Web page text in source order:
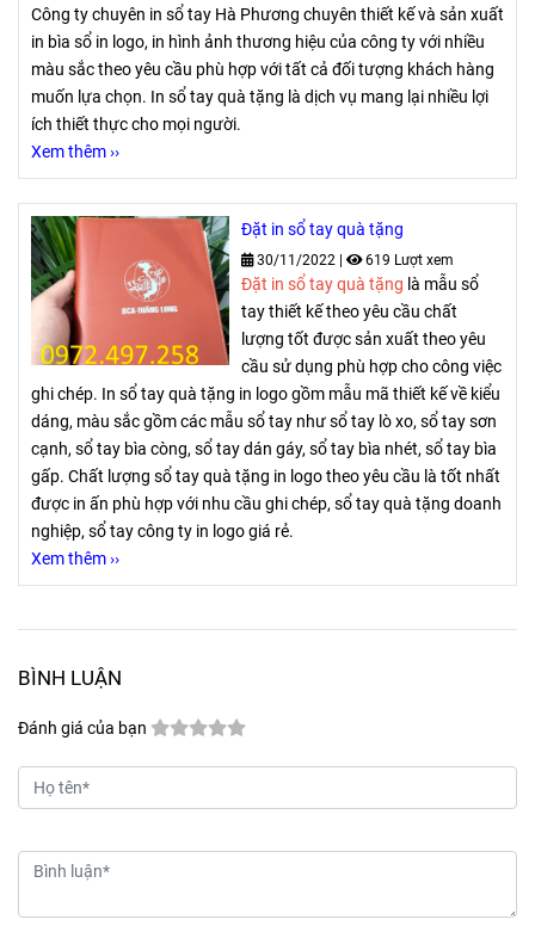
Công ty chuyên in sổ tay Hà Phương chuyên thiết kế và sản xuất
in bìa sổ in logo, in hình ảnh thương hiệu của công ty với nhiều
màu sắc theo yêu cầu phù hợp với tất cả đối tượng khách hàng
muốn lựa chọn. In sổ tay quà tặng là dịch vụ mang lại nhiều lợi
ích thiết thực cho mọi người.
Xem thêm ››
Đặt in sổ tay quà tặng
30/11/2022 | 619 Lượt xem
Đặt in sổ tay quà tặng là mẫu sổ
tay thiết kế theo yêu cầu chất
lượng tốt được sản xuất theo yêu
cầu sử dụng phù hợp cho công việc
ghi chép. In sổ tay quà tặng in logo gồm mẫu mã thiết kế về kiểu
dáng, màu sắc gồm các mẫu sổ tay như sổ tay lò xo, sổ tay sơn
cạnh, sổ tay bìa còng, sổ tay dán gáy, sổ tay bìa nhét, sổ tay bìa
gấp. Chất lượng sổ tay quà tặng in logo theo yêu cầu là tốt nhất
được in ấn phù hợp với nhu cầu ghi chép, sổ tay quà tặng doanh
nghiệp, sổ tay công ty in logo giá rẻ.
Xem thêm ››
BÌNH LUẬN
Đánh giá của bạn